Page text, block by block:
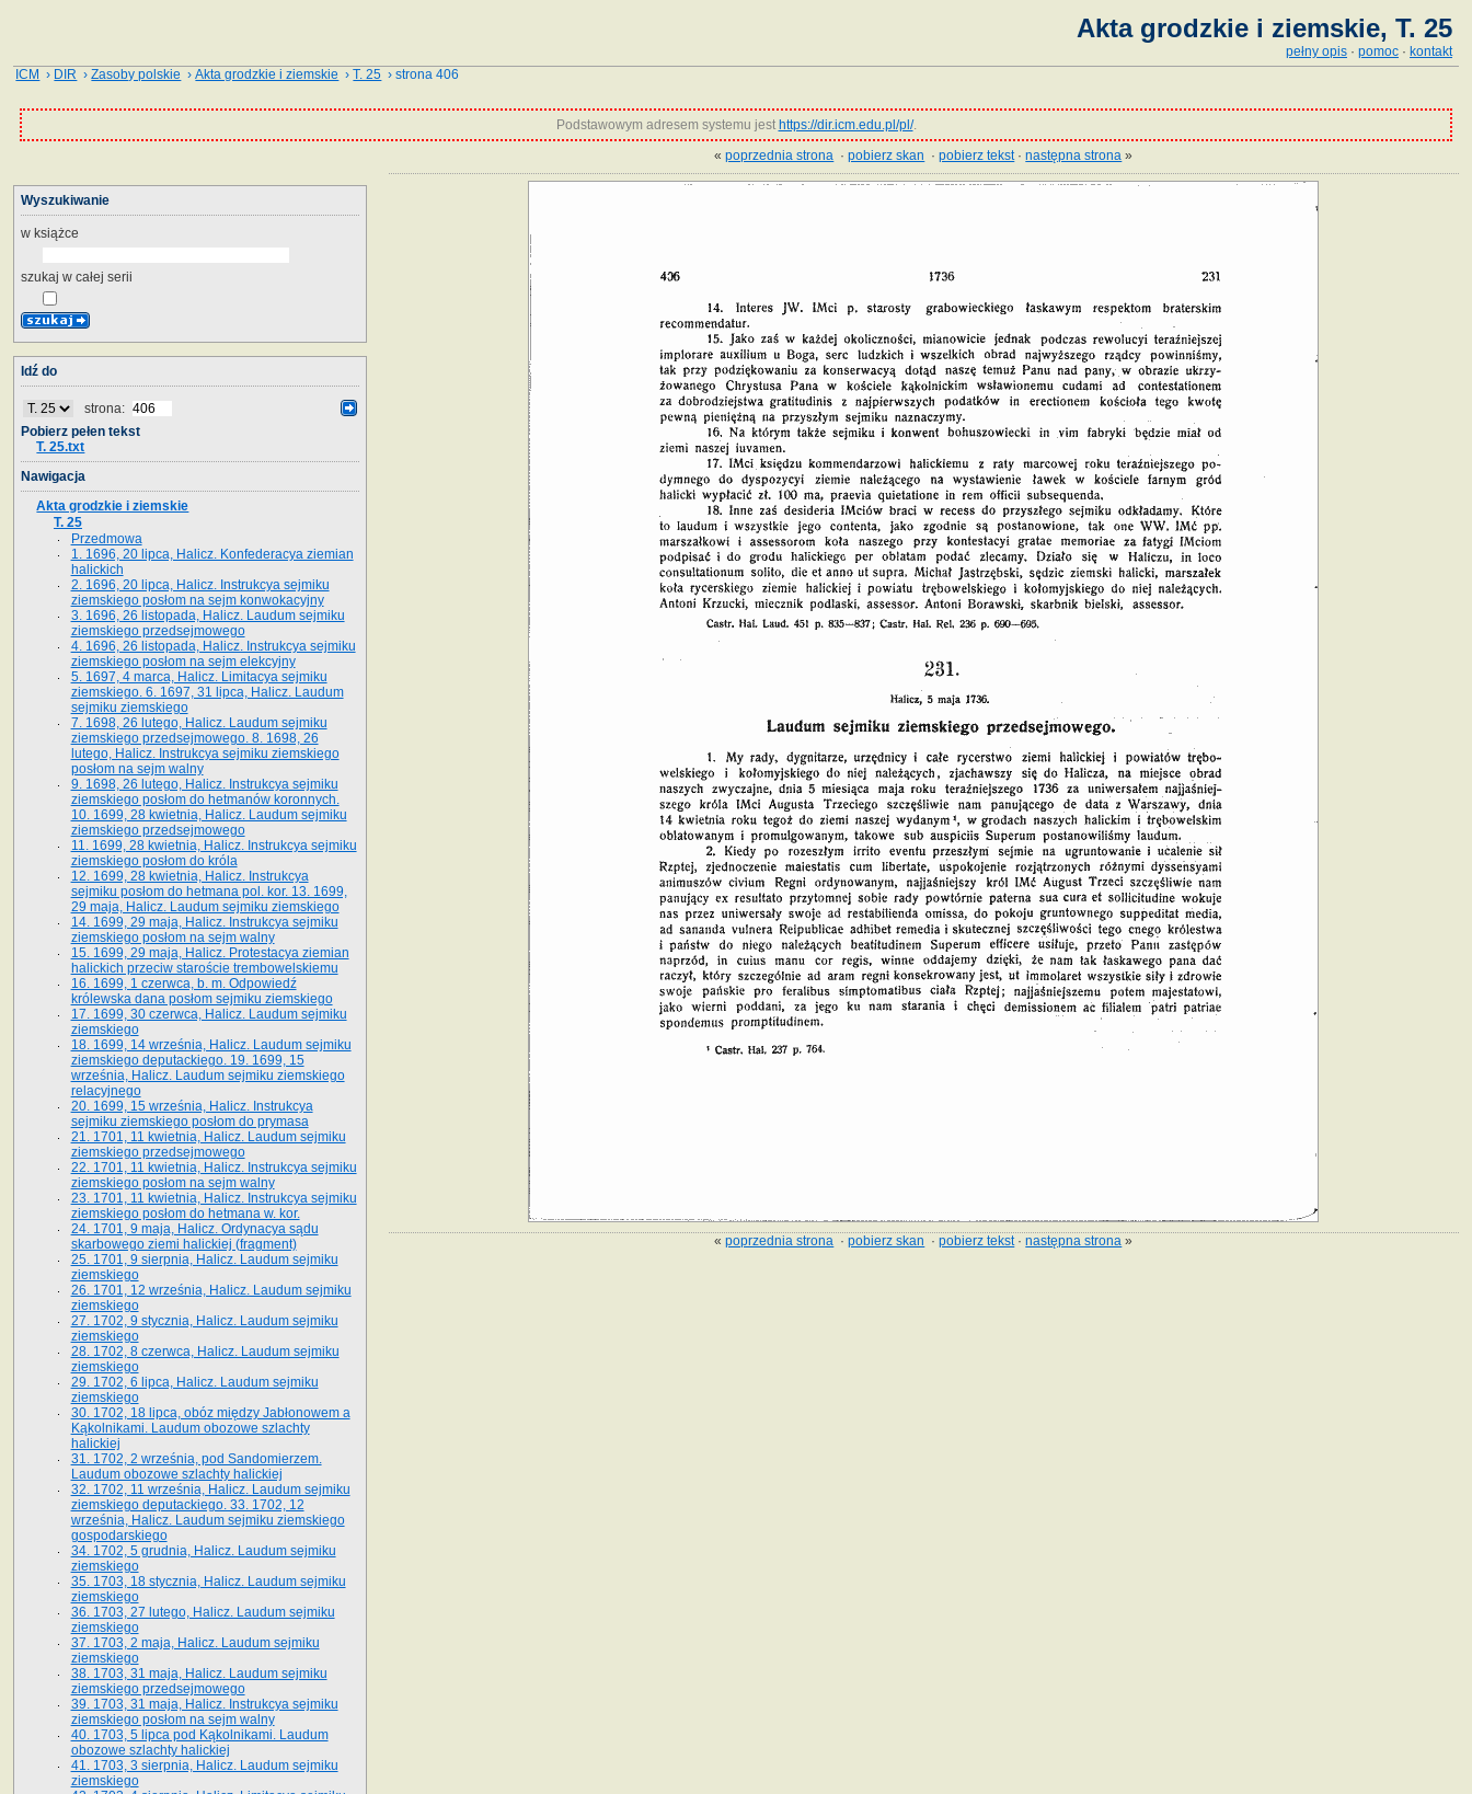
Akta grodzkie i ziemskie, T. 25
pełny opis · pomoc · kontakt
ICM › DIR ›Zasoby polskie ›Akta grodzkie i ziemskie ›T. 25 › strona 406
Podstawowym adresem systemu jest https://dir.icm.edu.pl/pl/.
«poprzednia strona ·pobierz skan ·pobierz tekst·następna strona »
«poprzednia strona ·pobierz skan ·pobierz tekst·następna strona »
Wyszukiwanie
w książce
szukaj w całej serii
Idź do
strona:
Pobierz pełen tekst
T. 25.txt
Nawigacja
Akta grodzkie i ziemskie
T. 25
Przedmowa
1. 1696, 20 lipca, Halicz. Konfederacya ziemian
halickich
2. 1696, 20 lipca, Halicz. Instrukcya sejmiku
ziemskiego posłom na sejm konwokacyjny
3. 1696, 26 listopada, Halicz. Laudum sejmiku
ziemskiego przedsejmowego
4. 1696, 26 listopada, Halicz. Instrukcya sejmiku
ziemskiego posłom na sejm elekcyjny
5. 1697, 4 marca, Halicz. Limitacya sejmiku
ziemskiego. 6. 1697, 31 lipca, Halicz. Laudum
sejmiku ziemskiego
7. 1698, 26 lutego, Halicz. Laudum sejmiku
ziemskiego przedsejmowego. 8. 1698, 26
lutego, Halicz. Instrukcya sejmiku ziemskiego
posłom na sejm walny
9. 1698, 26 lutego, Halicz. Instrukcya sejmiku
ziemskiego posłom do hetmanów koronnych.
10. 1699, 28 kwietnia, Halicz. Laudum sejmiku
ziemskiego przedsejmowego
11. 1699, 28 kwietnia, Halicz. Instrukcya sejmiku
ziemskiego posłom do króla
12. 1699, 28 kwietnia, Halicz. Instrukcya
sejmiku posłom do hetmana pol. kor. 13. 1699,
29 maja, Halicz. Laudum sejmiku ziemskiego
14. 1699, 29 maja, Halicz. Instrukcya sejmiku
ziemskiego posłom na sejm walny
15. 1699, 29 maja, Halicz. Protestacya ziemian
halickich przeciw staroście trembowelskiemu
16. 1699, 1 czerwca, b. m. Odpowiedź
królewska dana posłom sejmiku ziemskiego
17. 1699, 30 czerwca, Halicz. Laudum sejmiku
ziemskiego
18. 1699, 14 września, Halicz. Laudum sejmiku
ziemskiego deputackiego. 19. 1699, 15
września, Halicz. Laudum sejmiku ziemskiego
relacyjnego
20. 1699, 15 września, Halicz. Instrukcya
sejmiku ziemskiego posłom do prymasa
21. 1701, 11 kwietnia, Halicz. Laudum sejmiku
ziemskiego przedsejmowego
22. 1701, 11 kwietnia, Halicz. Instrukcya sejmiku
ziemskiego posłom na sejm walny
23. 1701, 11 kwietnia, Halicz. Instrukcya sejmiku
ziemskiego posłom do hetmana w. kor.
24. 1701, 9 maja, Halicz. Ordynacya sądu
skarbowego ziemi halickiej (fragment)
25. 1701, 9 sierpnia, Halicz. Laudum sejmiku
ziemskiego
26. 1701, 12 września, Halicz. Laudum sejmiku
ziemskiego
27. 1702, 9 stycznia, Halicz. Laudum sejmiku
ziemskiego
28. 1702, 8 czerwca, Halicz. Laudum sejmiku
ziemskiego
29. 1702, 6 lipca, Halicz. Laudum sejmiku
ziemskiego
30. 1702, 18 lipca, obóz między Jabłonowem a
Kąkolnikami. Laudum obozowe szlachty
halickiej
31. 1702, 2 września, pod Sandomierzem.
Laudum obozowe szlachty halickiej
32. 1702, 11 września, Halicz. Laudum sejmiku
ziemskiego deputackiego. 33. 1702, 12
września, Halicz. Laudum sejmiku ziemskiego
gospodarskiego
34. 1702, 5 grudnia, Halicz. Laudum sejmiku
ziemskiego
35. 1703, 18 stycznia, Halicz. Laudum sejmiku
ziemskiego
36. 1703, 27 lutego, Halicz. Laudum sejmiku
ziemskiego
37. 1703, 2 maja, Halicz. Laudum sejmiku
ziemskiego
38. 1703, 31 maja, Halicz. Laudum sejmiku
ziemskiego przedsejmowego
39. 1703, 31 maja, Halicz. Instrukcya sejmiku
ziemskiego posłom na sejm walny
40. 1703, 5 lipca pod Kąkolnikami. Laudum
obozowe szlachty halickiej
41­. 1703, 3 sierpnia, Halicz. Laudum sejmiku
ziemskiego